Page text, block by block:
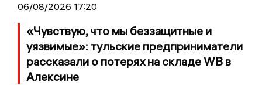
06/08/2026 17:20
«Чувствую, что мы беззащитные и
уязвимые»: тульские предприниматели
рассказали о потерях на складе WB в
Алексине